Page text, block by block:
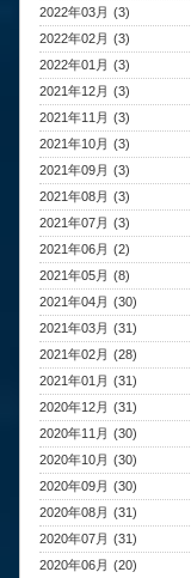
2022年03月 (3)
2022年02月 (3)
2022年01月 (3)
2021年12月 (3)
2021年11月 (3)
2021年10月 (3)
2021年09月 (3)
2021年08月 (3)
2021年07月 (3)
2021年06月 (2)
2021年05月 (8)
2021年04月 (30)
2021年03月 (31)
2021年02月 (28)
2021年01月 (31)
2020年12月 (31)
2020年11月 (30)
2020年10月 (30)
2020年09月 (30)
2020年08月 (31)
2020年07月 (31)
2020年06月 (20)